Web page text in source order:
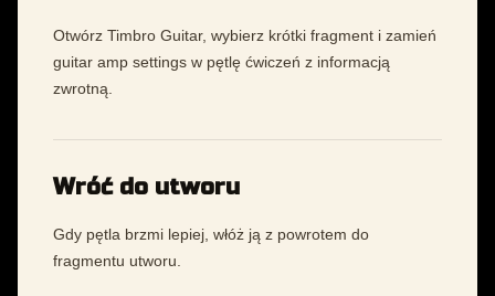
Otwórz Timbro Guitar, wybierz krótki fragment i zamień
guitar amp settings w pętlę ćwiczeń z informacją
zwrotną.
Wróć do utworu
Gdy pętla brzmi lepiej, włóż ją z powrotem do
fragmentu utworu.